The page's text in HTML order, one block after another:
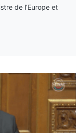
de l’Europe et